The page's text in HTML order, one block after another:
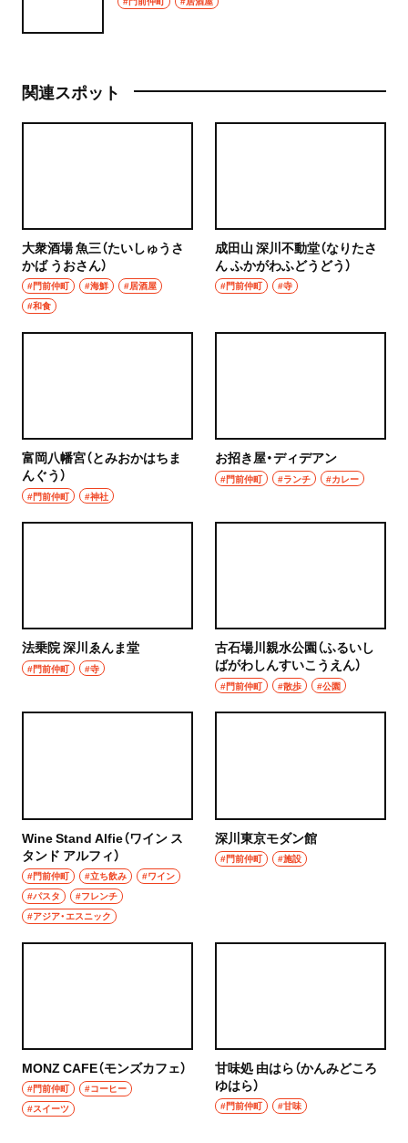
関連スポット
大衆酒場 魚三（たいしゅうさ
かば うおさん）
#門前仲町 #海鮮
#居酒屋
#和食
成田山 深川不動堂（なりたさ
ん ふかがわふどうどう）
#門前仲町 #寺
富岡八幡宮（とみおかはちま
んぐう）
#門前仲町 #神社
お招き屋・ディデアン
#門前仲町 #ランチ #カレー
法乗院 深川ゑんま堂
#門前仲町 #寺
古石場川親水公園（ふるいし
ばがわしんすいこうえん）
#門前仲町 #散歩 #公園
Wine Stand Alfie（ワイン ス
タンド アルフィ）
#門前仲町 #立ち飲み
#ワイン
#パスタ
#フレンチ
#アジア・エスニック
深川東京モダン館
#門前仲町 #施設
MONZ CAFE（モンズカフェ）
#門前仲町
#コーヒー
#スイーツ
甘味処 由はら（かんみどころ
ゆはら）
#門前仲町 #甘味